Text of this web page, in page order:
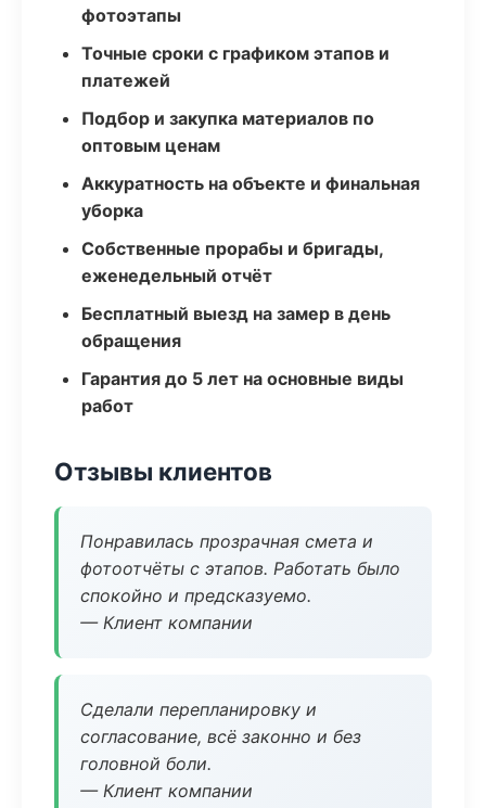
фотоэтапы
Точные сроки с графиком этапов и
платежей
Подбор и закупка материалов по
оптовым ценам
Аккуратность на объекте и финальная
уборка
Собственные прорабы и бригады,
еженедельный отчёт
Бесплатный выезд на замер в день
обращения
Гарантия до 5 лет на основные виды
работ
Отзывы клиентов
Понравилась прозрачная смета и
фотоотчёты с этапов. Работать было
спокойно и предсказуемо.
— Клиент компании
Сделали перепланировку и
согласование, всё законно и без
головной боли.
— Клиент компании